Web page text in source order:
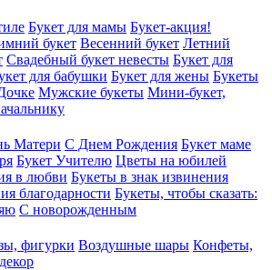
Букет для мамы Букет-акция!
букет Весенний букет Летний
Свадебный букет невесты Букет для
для бабушки Букет для жены Букеты
Мужские букеты Мини-букет,
Матери С Днем Рождения Букет маме
Букет Учителю Цветы на юбилей
в любви Букеты в знак извинения
благодарности Букеты, чтобы сказать:
С новорожденным
фигурки Воздушные шары Конфеты,